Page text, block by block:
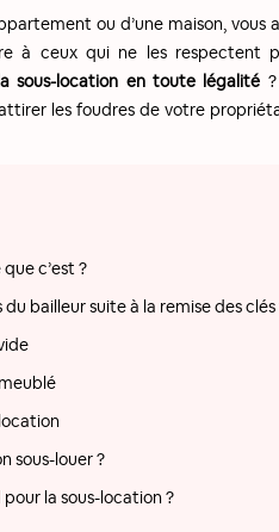
ou d’une maison,
à ceux qui ne les respectent
sous-location en toute légalité
les foudres de votre
c’est ?
bailleur suite à la remise des clés
sous-louer ?
la sous-location ?